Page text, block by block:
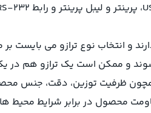
و انتخاب نوع ترازو می بایست
و ممکن است یک ترازو هم
ظرفیت توزین، دقت، جنس
محصول در برابر شرایط